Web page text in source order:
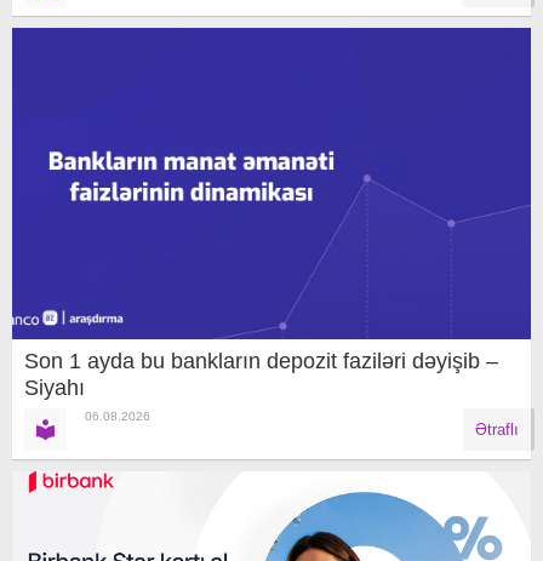
Son 1 ayda bu bankların depozit faziləri dəyişib –
Siyahı
06.08.2026
Ətraflı